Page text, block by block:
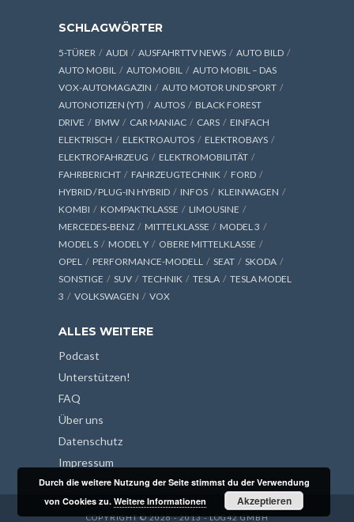
SCHLAGWÖRTER
5-TÜRER AUDI AUSFAHRTTV NEWS
AUTO BILD
AUTO MOBIL
AUTOMOBIL
AUTO MOBIL – DAS
VOX-AUTOMAGAZIN
AUTO MOTOR UND SPORT
AUTONOTIZEN (YT)
AUTOS
BLACK FOREST
DRIVE
BMW CAR MANIAC CARS
EINFACH
ELEKTRISCH
ELEKTROAUTOS
ELEKTROBAYS
ELEKTROFAHRZEUG
ELEKTROMOBILITÄT
FAHRBERICHT
FAHRZEUGTECHNIK
FORD
HYBRID / PLUG-IN HYBRID
INFOS
KLEINWAGEN
KOMBI
KOMPAKTKLASSE
LIMOUSINE
MERCEDES-BENZ
MITTELKLASSE
MODEL 3
MODEL S
MODEL Y
OBERE MITTELKLASSE
OPEL
PERFORMANCE-MODELL SEAT
SKODA
SONSTIGE
SUV TECHNIK TESLA
TESLA MODEL
3
VOLKSWAGEN VOX
ALLES WEITERE
Podcast
Unterstützen!
FAQ
Über uns
Datenschutz
Impressum
COPYRIGHT © 2026 - 2013 - LOG42 GMBH
Durch die weitere Nutzung der Seite stimmst du der Verwendung
von Cookies zu.Weitere Informationen Akzeptieren